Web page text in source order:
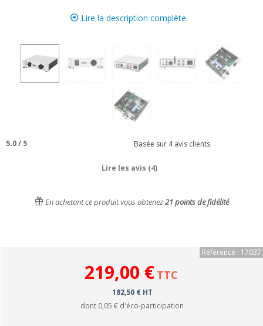
Lire la description complète
5.0/ 5 Basée sur 4avis clients.
Lire les avis (4)
En achetant ce produit vous obtenez21 points de fidélité
Référence : 17037
219,00 € TTC
182,50 € HT
dont 0,05 € d'éco-participation